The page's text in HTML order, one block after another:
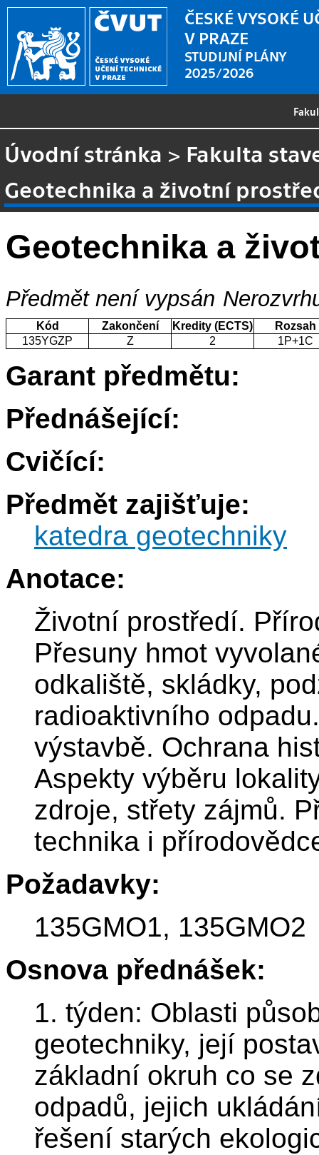
ČESKÉ VYSOKÉ
V PRAZE
STUDIJNÍ PLÁNY
2025/2026
Úvodní stránka > Fakulta
Geotechnika a životní
Geotechnika a
Předmět není vypsán
Kód Zakončení Kredity (ECTS)
Rozsah
135YGZP
Z 2 1P+1C
Garant předmětu:
Přednášející:
Cvičící:
Předmět zajišťuje:
katedra geotechniky
Anotace:
Životní prostředí.
Přesuny hmot
odkaliště, skládky,
radioaktivního
výstavbě. Ochrana
Aspekty výběru
zdroje, střety zájmů.
technika i
Požadavky:
135GMO1, 135GMO2
Osnova přednášek:
1. týden: Oblasti
geotechniky, její
základní okruh co se
odpadů, jejich
řešení starých